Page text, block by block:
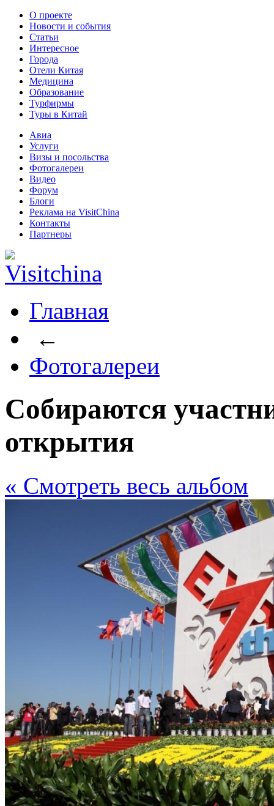
О проекте
Новости и события
Статьи
Интересное
Города
Отели Китая
Медицина
Образование
Турфирмы
Туры в Китай
Авиа
Услуги
Визы и посольства
Фотогалереи
Видео
Форум
Блоги
Реклама на VisitChina
Контакты
Партнеры
Главная
←
Фотогалереи
Собираются
открытия
« Cмотреть весь альбом